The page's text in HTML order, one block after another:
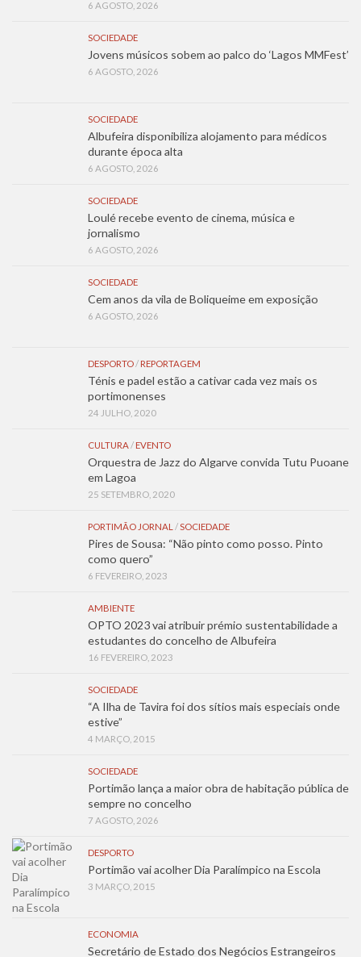
6 AGOSTO, 2026
SOCIEDADE
Jovens músicos sobem ao palco do ‘Lagos MMFest’
6 AGOSTO, 2026
SOCIEDADE
Albufeira disponibiliza alojamento para médicos
durante época alta
6 AGOSTO, 2026
SOCIEDADE
Loulé recebe evento de cinema, música e
jornalismo
6 AGOSTO, 2026
SOCIEDADE
Cem anos da vila de Boliqueime em exposição
6 AGOSTO, 2026
DESPORTO/ REPORTAGEM
Ténis e padel estão a cativar cada vez mais os
portimonenses
24 JULHO, 2020
CULTURA/ EVENTO
Orquestra de Jazz do Algarve convida Tutu Puoane
em Lagoa
25 SETEMBRO, 2020
PORTIMÃO JORNAL /SOCIEDADE
Pires de Sousa: “Não pinto como posso. Pinto
como quero”
6 FEVEREIRO, 2023
AMBIENTE
OPTO 2023 vai atribuir prémio sustentabilidade a
estudantes do concelho de Albufeira
16 FEVEREIRO, 2023
SOCIEDADE
“A Ilha de Tavira foi dos sítios mais especiais onde
estive”
4 MARÇO, 2015
SOCIEDADE
Portimão lança a maior obra de habitação pública de
sempre no concelho
7 AGOSTO, 2026
DESPORTO
Portimão vai acolher Dia Paralímpico na Escola
3 MARÇO, 2015
ECONOMIA
Secretário de Estado dos Negócios Estrangeiros